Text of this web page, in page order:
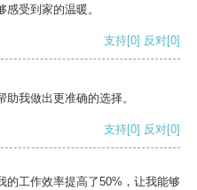
受到家的温暖。
支持[0] 反对[0]
我做出更准确的选择。
支持[0] 反对[0]
的工作效率提高了50%，让我能够